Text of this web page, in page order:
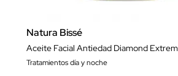
Natura Bissé
Aceite Facial Antiedad Diamond
Tratamientos día y noche